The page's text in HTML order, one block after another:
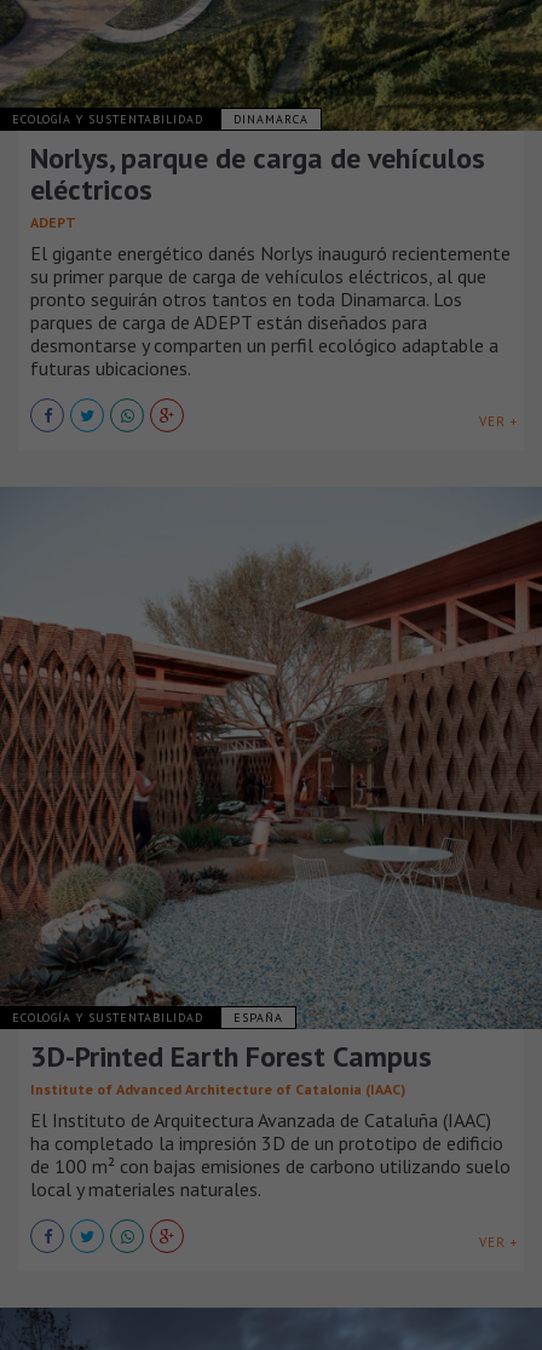
ECOLOGÍA Y SUSTENTABILIDAD DINAMARCA
Norlys, parque de carga de vehículos
eléctricos
ADEPT
El gigante energético danés Norlys inauguró recientemente
su primer parque de carga de vehículos eléctricos, al que
pronto seguirán otros tantos en toda Dinamarca. Los
parques de carga de ADEPT están diseñados para
desmontarse y comparten un perfil ecológico adaptable a
futuras ubicaciones.
VER +
ECOLOGÍA Y SUSTENTABILIDAD ESPAÑA
3D-Printed Earth Forest Campus
Institute of Advanced Architecture of Catalonia (IAAC)
El Instituto de Arquitectura Avanzada de Cataluña (IAAC)
ha completado la impresión 3D de un prototipo de edificio
de 100 m² con bajas emisiones de carbono utilizando suelo
local y materiales naturales.
VER +